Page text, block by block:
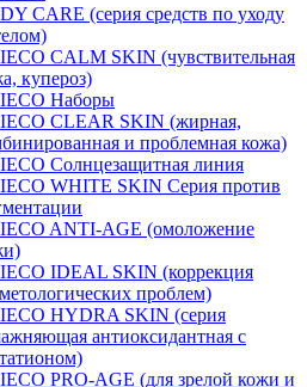
CARE (серия средств по уходу
CALM SKIN (чувствительная
купероз)
Наборы
CLEAR SKIN (жирная,
и проблемная кожа)
Солнцезащитная линия
WHITE SKIN Серия против
ANTI-AGE (омоложение
IDEAL SKIN (коррекция
проблем)
HYDRA SKIN (серия
антиоксидантная с
PRO-AGE (для зрелой кожи и